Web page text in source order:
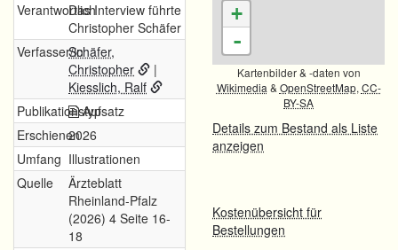
VerantwortlichDas Interview führte
Christopher Schäfer
Verfasser/inSchäfer,
Christopher
|
Kiesslich, Ralf
PublikationstypAufsatz
Erschienen2026
Umfang Illustrationen
Quelle
Ärzteblatt
Rheinland-Pfalz
(2026) 4 Seite 16-
18
+
-
Kartenbilder & -daten von
Wikimedia & OpenStreetMap, CC-
BY-SA
Details zum Bestand als Liste
anzeigen
Kostenübersicht für
Bestellungen